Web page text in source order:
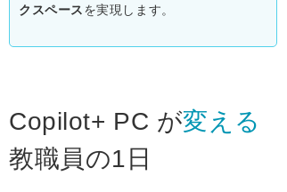
クスペースを実現します。
Copilot+ PC が変える
教職員の1日